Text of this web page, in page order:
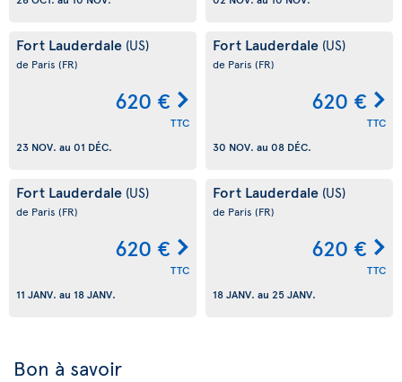
Fort Lauderdale (US)
de Paris (FR)
620 €
TTC
23 NOV. au 01 DÉC.
Fort Lauderdale (US)
de Paris (FR)
620 €
TTC
30 NOV. au 08 DÉC.
Fort Lauderdale (US)
de Paris (FR)
620 €
TTC
11 JANV. au 18 JANV.
Fort Lauderdale (US)
de Paris (FR)
620 €
TTC
18 JANV. au 25 JANV.
Bon à savoir